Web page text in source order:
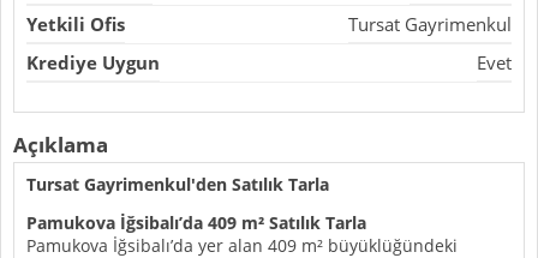
Yetkili Ofis
Tursat Gayrimenkul
Krediye Uygun
Evet
Açıklama
Tursat Gayrimenkul'den Satılık Tarla
Pamukova İğsibalı’da 409 m² Satılık Tarla
Pamukova İğsibalı’da yer alan 409 m² büyüklüğündeki